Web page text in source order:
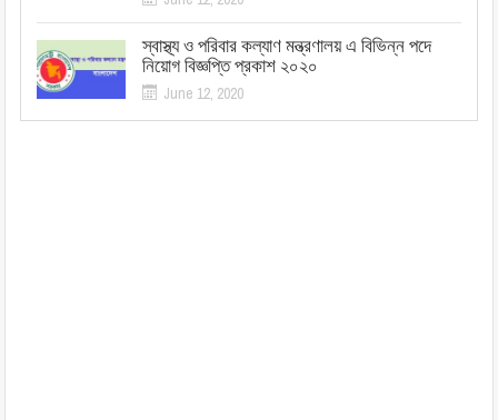
স্বাস্থ্য ও পরিবার কল্যাণ মন্ত্রণালয় এ বিভিন্ন পদে
নিয়োগ বিজ্ঞপ্তি প্রকাশ ২০২০
June 12, 2020